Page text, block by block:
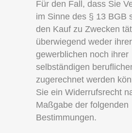
Für den Fall, dass Sie
im Sinne des § 13 BGB
den Kauf zu Zwecken
überwiegend weder ihrer
gewerblichen noch ihrer
selbständigen
zugerechnet werden
Sie ein Widerrufsrecht
Maßgabe der folgenden
Bestimmungen.